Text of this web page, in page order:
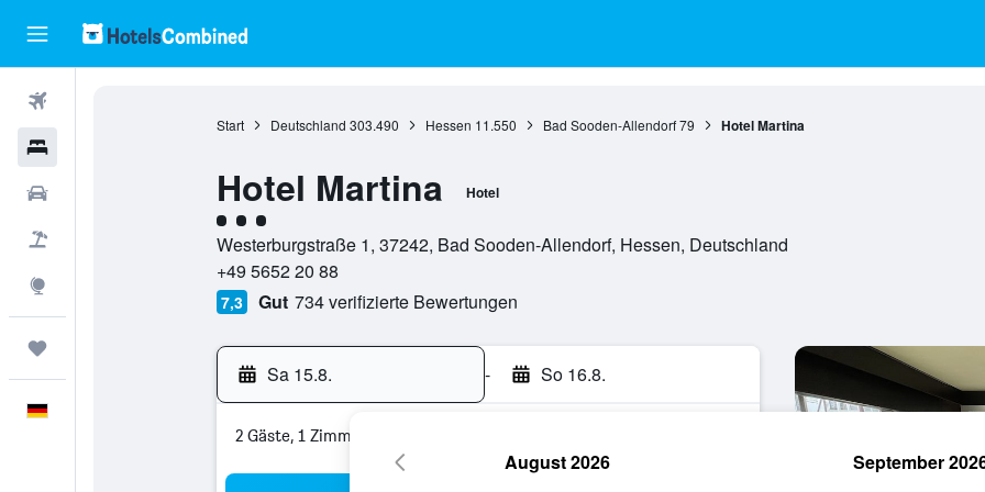
Start Deutschland 303.490 Hessen 11.550 Bad Sooden-Allendorf 79 Hotel Martina
Hotel Martina Hotel
Bewertungskategorie 3
Westerburgstraße 1, 37242, Bad Sooden-Allendorf, Hessen, Deutschland
+49 5652 20 88
7,3 Gut 734 verifizierte Bewertungen
Sa 15.8. - So 16.8.
2 Gäste, 1 Zimmer
August 2026 September